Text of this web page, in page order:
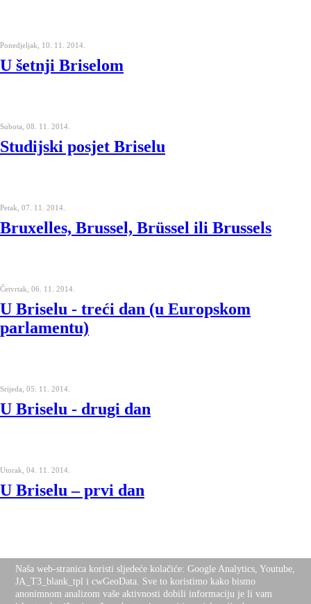
Ponedjeljak, 10. 11. 2014.
U šetnji Briselom
Subota, 08. 11. 2014.
Studijski posjet Briselu
Petak, 07. 11. 2014.
Bruxelles, Brussel, Brüssel ili Brussels
Četvrtak, 06. 11. 2014.
U Briselu - treći dan (u Europskom
parlamentu)
Srijeda, 05. 11. 2014.
U Briselu - drugi dan
Utorak, 04. 11. 2014.
U Briselu – prvi dan
Nalazite se ovdje:Naslovnica Programi i projekti
Javna
događanja
Desktop Version Top
Naša web-stranica koristi sljedeće kolačiće: Google Analytics, Youtube,
JA_T3_blank_tpl i cwGeoData. Sve to koristimo kako bismo
anonimnom analizom vaše aktivnosti dobili informaciju je li vam